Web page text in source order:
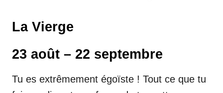
La Vierge
23 août – 22 septembre
Tu es extrêmement égoïste ! Tout ce que tu